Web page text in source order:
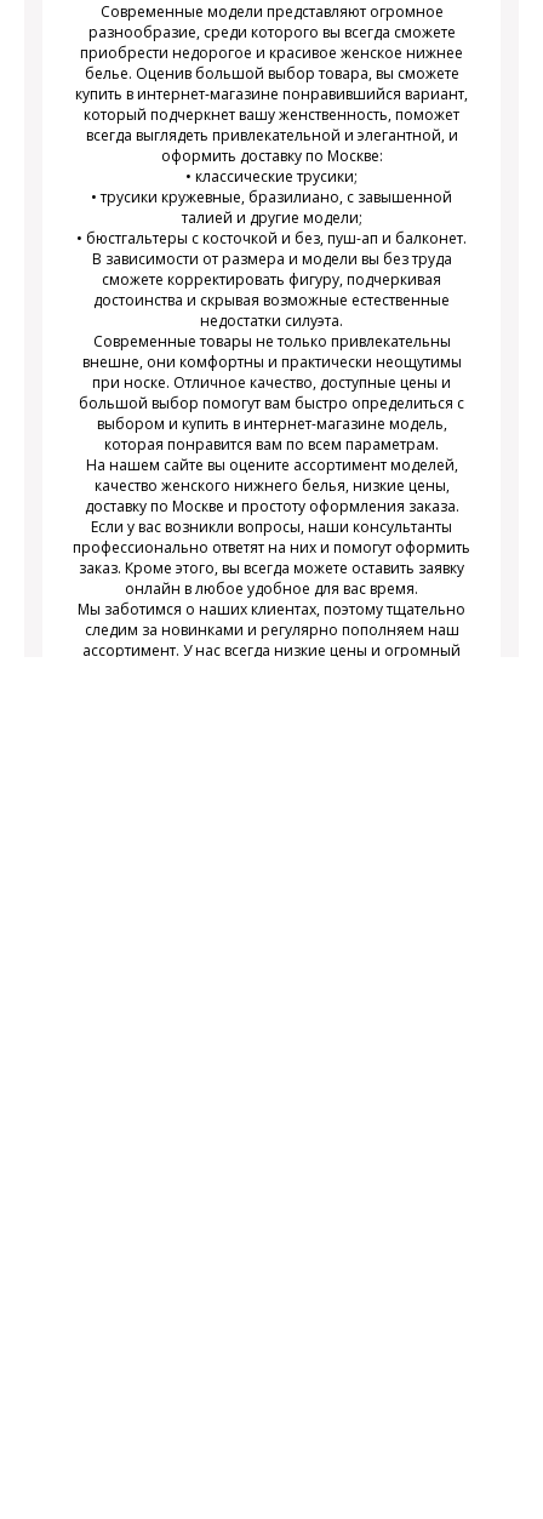
Современные модели представляют огромное
разнообразие, среди которого вы всегда сможете
приобрести недорогое и красивое женское нижнее
белье. Оценив большой выбор товара, вы сможете
купить в интернет-магазине понравившийся вариант,
который подчеркнет вашу женственность, поможет
всегда выглядеть привлекательной и элегантной, и
оформить доставку по Москве:
• классические трусики;
• трусики кружевные, бразилиано, с завышенной
талией и другие модели;
• бюстгальтеры с косточкой и без, пуш-ап и балконет.
В зависимости от размера и модели вы без труда
сможете корректировать фигуру, подчеркивая
достоинства и скрывая возможные естественные
недостатки силуэта.
Современные товары не только привлекательны
внешне, они комфортны и практически неощутимы
при носке. Отличное качество, доступные цены и
большой выбор помогут вам быстро определиться с
выбором и купить в интернет-магазине модель,
которая понравится вам по всем параметрам.
На нашем сайте вы оцените ассортимент моделей,
качество женского нижнего белья, низкие цены,
доставку по Москве и простоту оформления заказа.
Если у вас возникли вопросы, наши консультанты
профессионально ответят на них и помогут оформить
заказ. Кроме этого, вы всегда можете оставить заявку
онлайн в любое удобное для вас время.
Мы заботимся о наших клиентах, поэтому тщательно
следим за новинками и регулярно пополняем наш
ассортимент. У нас всегда низкие цены и огромный